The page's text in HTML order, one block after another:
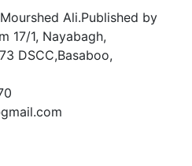
Ali.Published by
17/1, Nayabagh,
DSCC,Basaboo,